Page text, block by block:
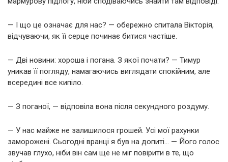
— І що це означає для нас? — обережно спитала Вікторія,
відчуваючи, як її серце починає битися частіше.
— Дві новини: хороша і погана. З якої почати? — Тимур
уникав її погляду, намагаючись виглядати спокійним, але
всередині все кипіло.
— З поганої, — відповіла вона після секундного роздуму.
— У нас майже не залишилося грошей. Усі мої рахунки
заморожені. Сьогодні вранці я був на допиті… — Його голос
звучав глухо, ніби він сам ще не міг повірити в те, що